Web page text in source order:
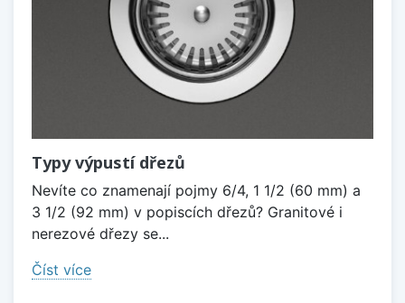
Typy výpustí dřezů
Nevíte co znamenají pojmy 6/4, 1 1/2 (60 mm) a
3 1/2 (92 mm) v popiscích dřezů? Granitové i
nerezové dřezy se...
Číst více